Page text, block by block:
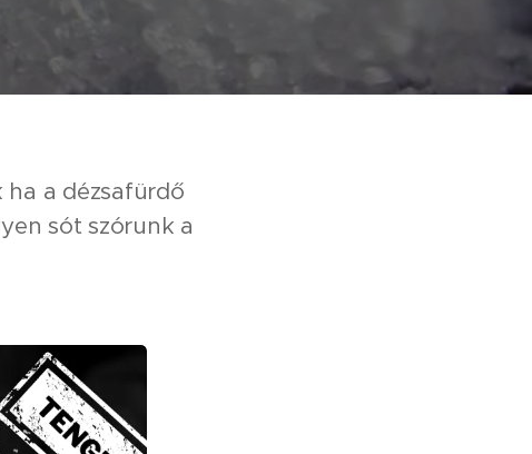
a dézsafürdő
sót szórunk a